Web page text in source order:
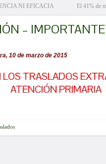
NI EFICACIA El 41% de
–
10 de marzo de 2015
LOS TRASLADOS
ATENCIÓN PRIMARIA